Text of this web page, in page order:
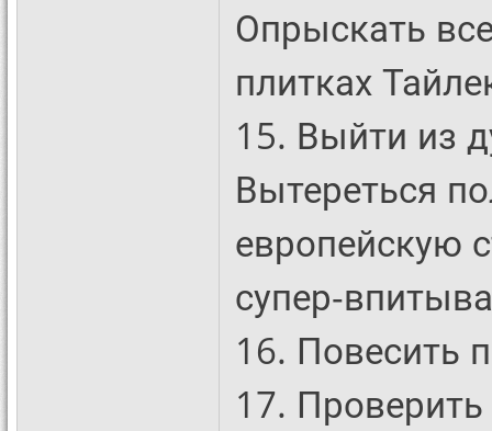
Опрыскать
плитках
15. Выйти из
Вытереться
европейскую
супер-
16. Повесить
17.